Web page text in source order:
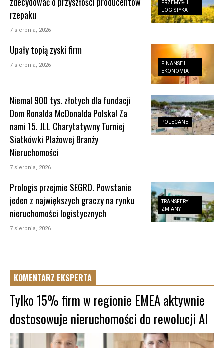
PRZEMYSŁ I
LOGISTYKA
rzepaku
7 sierpnia, 2026
FINANSE I
EKONOMIA
Upały topią zyski firm
7 sierpnia, 2026
POLECANE
Niemal 900 tys. złotych dla fundacji
Dom Ronalda McDonalda Polska! Za
nami 15. JLL Charytatywny Turniej
Siatkówki Plażowej Branży
Nieruchomości
7 sierpnia, 2026
TRANSFERY I
ZMIANY
Prologis przejmie SEGRO. Powstanie
jeden z największych graczy na rynku
nieruchomości logistycznych
7 sierpnia, 2026
KOMENTARZ EKSPERTA
Tylko 15% firm w regionie EMEA aktywnie
dostosowuje nieruchomości do rewolucji AI